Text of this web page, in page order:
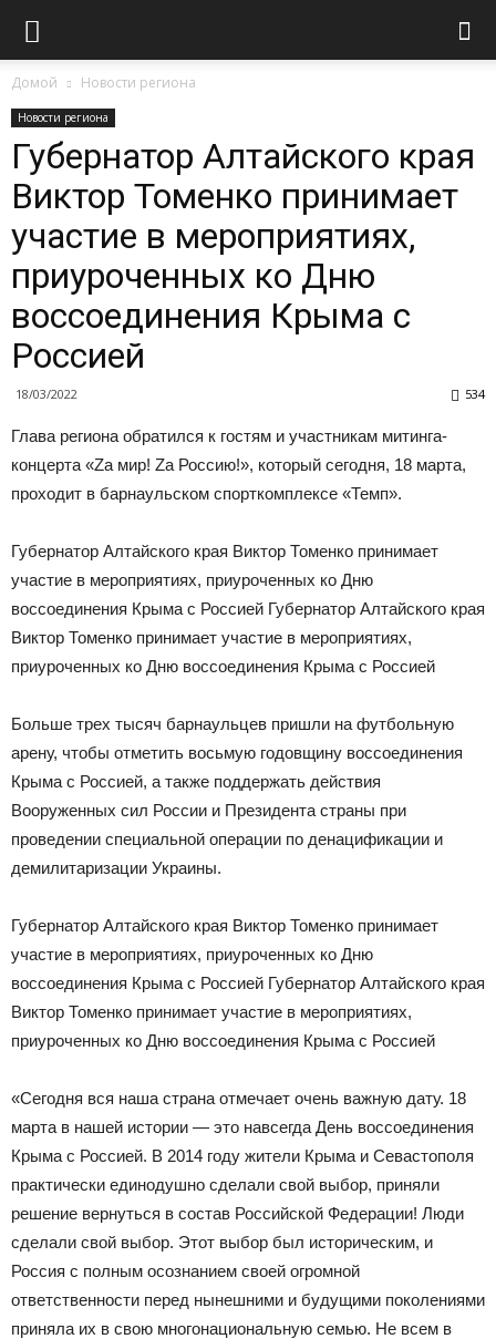
Домой Новости региона
Новости региона
Губернатор Алтайского края
Виктор Томенко принимает
участие в мероприятиях,
приуроченных ко Дню
воссоединения Крыма с
Россией
18/03/2022 534
Глава региона обратился к гостям и участникам митинга-
концерта «Za мир! Za Россию!», который сегодня, 18 марта,
проходит в барнаульском спорткомплексе «Темп».
Губернатор Алтайского края Виктор Томенко принимает
участие в мероприятиях, приуроченных ко Дню
воссоединения Крыма с Россией Губернатор Алтайского края
Виктор Томенко принимает участие в мероприятиях,
приуроченных ко Дню воссоединения Крыма с Россией
Больше трех тысяч барнаульцев пришли на футбольную
арену, чтобы отметить восьмую годовщину воссоединения
Крыма с Россией, а также поддержать действия
Вооруженных сил России и Президента страны при
проведении специальной операции по денацификации и
демилитаризации Украины.
Губернатор Алтайского края Виктор Томенко принимает
участие в мероприятиях, приуроченных ко Дню
воссоединения Крыма с Россией Губернатор Алтайского края
Виктор Томенко принимает участие в мероприятиях,
приуроченных ко Дню воссоединения Крыма с Россией
«Сегодня вся наша страна отмечает очень важную дату. 18
марта в нашей истории — это навсегда День воссоединения
Крыма с Россией. В 2014 году жители Крыма и Севастополя
практически единодушно сделали свой выбор, приняли
решение вернуться в состав Российской Федерации! Люди
сделали свой выбор. Этот выбор был историческим, и
Россия с полным осознанием своей огромной
ответственности перед нынешними и будущими поколениями
приняла их в свою многонациональную семью. Не всем в